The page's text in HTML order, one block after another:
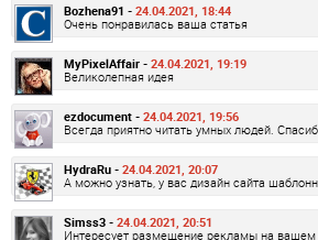
Bozhena91 - 24.04.2021, 18:44
Очень понравилась ваша статья
MyPixelAffair - 24.04.2021, 19:19
Великолепная идея
ezdocument - 24.04.2021, 19:56
Всегда приятно читать умных людей.
HydraRu - 24.04.2021, 20:07
А можно узнать, у вас дизайн сайта
Simss3 - 24.04.2021, 20:51
Интересует размещение рекламы на вашем